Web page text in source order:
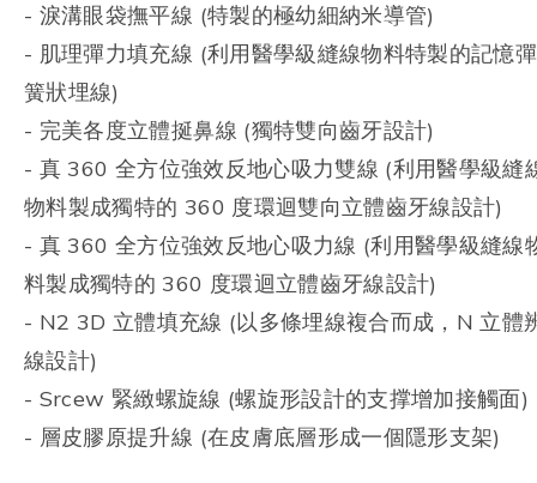
- 淚溝眼袋撫平線 (特製的極幼細納米導管)
- 肌理彈力填充線 (利用醫學級縫線物料特製的記憶彈
簧狀埋線)
- 完美各度立體挻鼻線 (獨特雙向齒牙設計)
- 真 360 全方位強效反地心吸力雙線 (利用醫學級縫
物料製成獨特的 360 度環迴雙向立體齒牙線設計)
- 真 360 全方位強效反地心吸力線 (利用醫學級縫線
料製成獨特的 360 度環迴立體齒牙線設計)
- N2 3D 立體填充線 (以多條埋線複合而成，N 立體
線設計)
- Srcew 緊緻螺旋線 (螺旋形設計的支撑增加接觸面)
- 層皮膠原提升線 (在皮膚底層形成一個隱形支架)